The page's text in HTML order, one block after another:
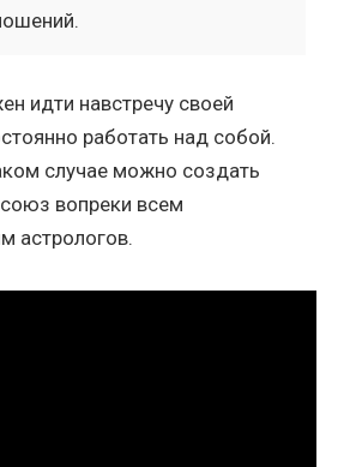
идти навстречу своей
работать над собой.
случае можно создать
вопреки всем
астрологов.